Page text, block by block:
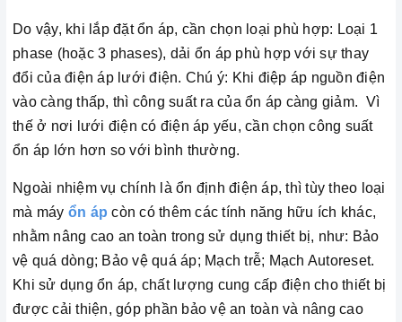
Do vậy, khi lắp đặt ổn áp, cần chọn loại phù hợp: Loại 1
phase (hoặc 3 phases), dải ổn áp phù hợp với sự thay
đổi của điện áp lưới điện. Chú ý: Khi điệp áp nguồn điện
vào càng thấp, thì công suất ra của ổn áp càng giảm. Vì
thế ở nơi lưới điện có điện áp yếu, cần chọn công suất
ổn áp lớn hơn so với bình thường.
Ngoài nhiệm vụ chính là ổn định điện áp, thì tùy theo loại
mà máy ổn áp còn có thêm các tính năng hữu ích khác,
nhằm nâng cao an toàn trong sử dụng thiết bị, như: Bảo
vệ quá dòng; Bảo vệ quá áp; Mạch trễ; Mạch Autoreset.
Khi sử dụng ổn áp, chất lượng cung cấp điện cho thiết bị
được cải thiện, góp phần bảo vệ an toàn và nâng cao